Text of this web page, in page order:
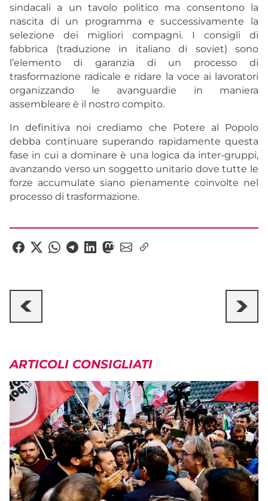
sindacali a un tavolo politico ma consentono la
nascita di un programma e successivamente la
selezione dei migliori compagni. I consigli di
fabbrica (traduzione in italiano di soviet) sono
l’elemento di garanzia di un processo di
trasformazione radicale e ridare la voce ai lavoratori
organizzando le avanguardie in maniera
assembleare è il nostro compito.
In definitiva noi crediamo che Potere al Popolo
debba continuare superando rapidamente questa
fase in cui a dominare è una logica da inter-gruppi,
avanzando verso un soggetto unitario dove tutte le
forze accumulate siano pienamente coinvolte nel
processo di trasformazione.
ARTICOLI CONSIGLIATI